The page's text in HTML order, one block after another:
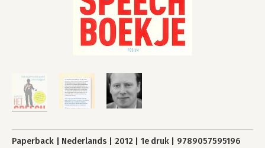
Paperback Nederlands 2012 1e druk 9789057595196